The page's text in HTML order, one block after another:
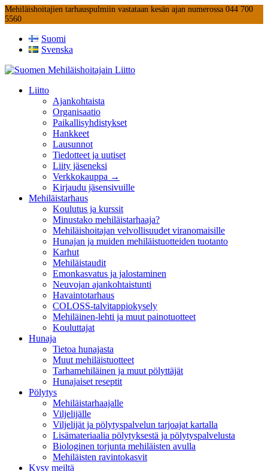
Mehiläishoitajien tarhauspulmiin vastataan kesän ajan numerossa 044 700
5560
Suomi
Svenska
Liitto
Ajankohtaista
Organisaatio
Paikallisyhdistykset
Hankkeet
Lausunnot
Tiedotteet ja uutiset
Liity jäseneksi
Verkkokauppa →
Kirjaudu jäsensivuille
Mehiläistarhaus
Koulutus ja kurssit
Minustako mehiläistarhaaja?
Mehiläishoitajan velvollisuudet viranomaisille
Hunajan ja muiden mehiläistuotteiden tuotanto
Karhut
Mehiläistaudit
Emonkasvatus ja jalostaminen
Neuvojan ajankohtaistunti
Havaintotarhaus
COLOSS-talvitappiokysely
Mehiläinen-lehti ja muut painotuotteet
Kouluttajat
Hunaja
Tietoa hunajasta
Muut mehiläistuotteet
Tarhamehiläinen ja muut pölyttäjät
Hunajaiset reseptit
Pölytys
Mehiläistarhaajalle
Viljelijälle
Viljelijät ja pölytyspalvelun tarjoajat kartalla
Lisämateriaalia pölytyksestä ja pölytyspalvelusta
Biologinen torjunta mehiläisten avulla
Mehiläisten ravintokasvit
Kysy meiltä